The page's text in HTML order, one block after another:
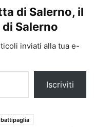
di Salerno, il
Salerno
inviati alla tua e-
Iscriviti
battipaglia